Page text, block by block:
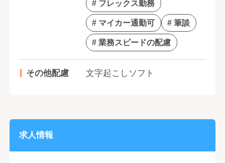
# フレックス勤務
# マイカー通勤可 # 筆談
# 業務スピードの配慮
その他配慮 文字起こしソフト
求人情報